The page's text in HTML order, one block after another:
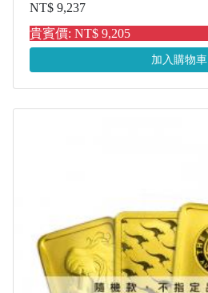
NT$ 9,237
貴賓價: NT$ 9,205
加入購物車